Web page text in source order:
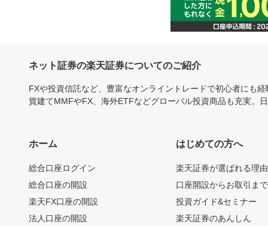
ネット証券の楽天証券についてのご紹介
FXや投資信託など、豊富なオンライントレードで初心者にも
貨建てMMFやFX、海外ETFなどグローバル投資商品も充実。
ホーム
総合口座ログイン
総合口座の開設
楽天FX口座の開設
法人口座の開設
はじめての方へ
楽天証券が選ばれる理由
口座開設からお取引ま
投資ガイド&セミナー
楽天証券のあんしん